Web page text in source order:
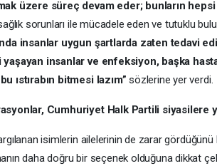
üzere süreç devam eder; bunların
sorunları ile mücadele eden ve tutuklu
insanlar uygun şartlarda zaten tedavi
insanlar ve enfeksiyon, başka
ıstırabın bitmesi lazım”sözlerine yer verdi.
Cumhuriyet Halk Partili siyasilere
isimlerin ailelerinin de zarar
daha doğru bir seçenek olduğuna dikkat